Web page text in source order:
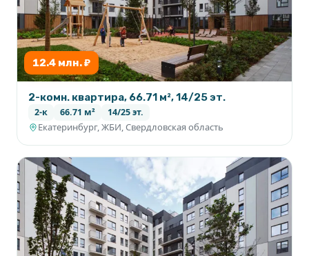
12.4 млн. ₽
2-комн. квартира, 66.71 м², 14/25 эт.
2-к 66.71 м² 14/25 эт.
Екатеринбург, ЖБИ, Свердловская область